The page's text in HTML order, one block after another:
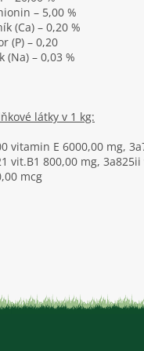
– 5,00 %
(Ca) – 0,20 %
(P) – 0,20
(Na) – 0,03 %
látky v 1 kg:
vitamin E 6000,00 mg,
vit.B1 800,00 mg,
mcg